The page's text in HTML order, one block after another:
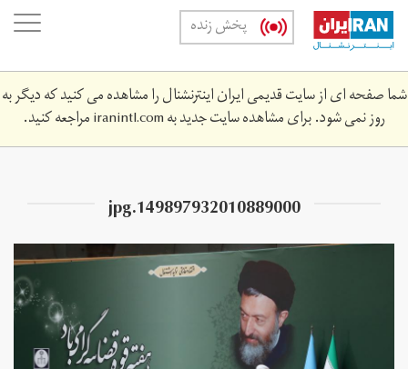
Skip
main
content
پخش زنده
شما صفحه ای از سایت قدیمی ایران اینترنشنال را مشاهده می کنید که دیگر به
روز نمی شود. برای مشاهده سایت جدید بهiranintl.comمراجعه کنید.
149897932010889000.jpg